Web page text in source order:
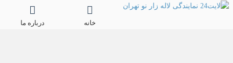
خانه درباره ما